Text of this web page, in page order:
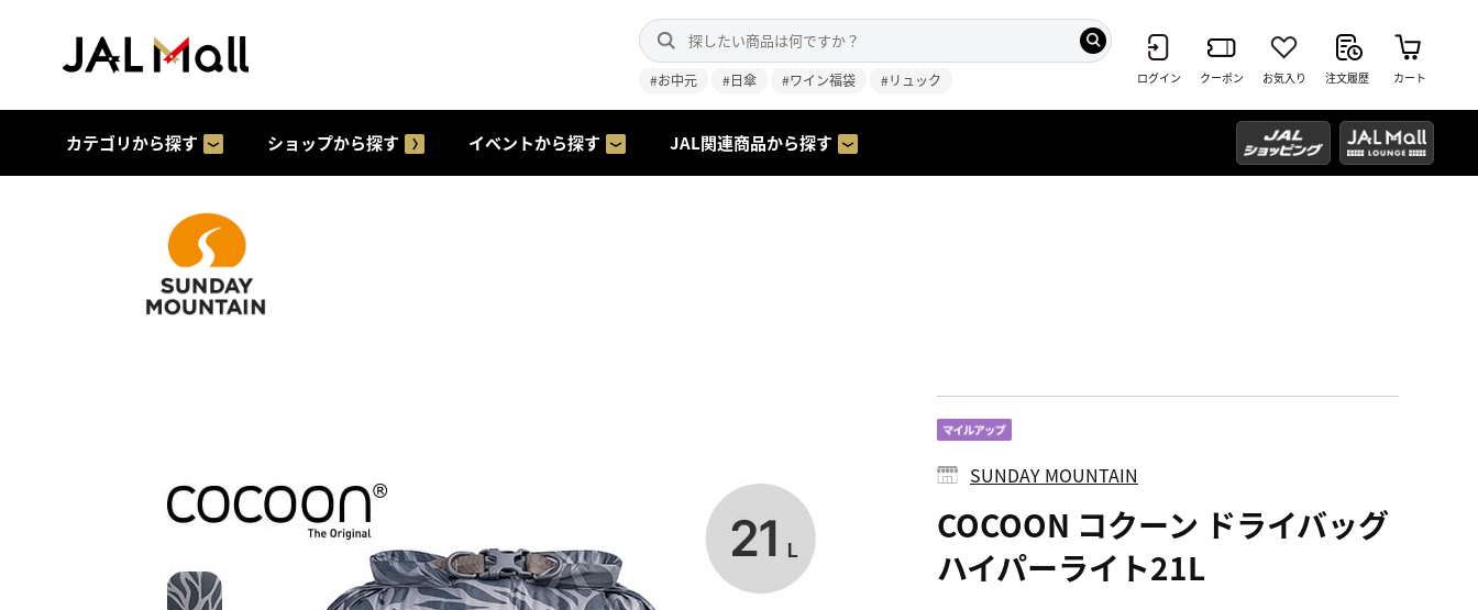
#お中元 #日傘 #ワイン福袋 #リュック ログイン クーポン お気入り 注文履歴 カート
カテゴリから探す ショップから探す イベントから探す JAL関連商品から探す
SUNDAY MOUNTAIN
COCOON コクーン ドライバッグ
ハイパーライト21L